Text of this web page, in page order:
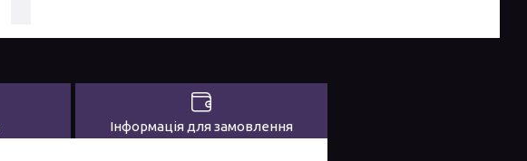
Інформація для замовлення